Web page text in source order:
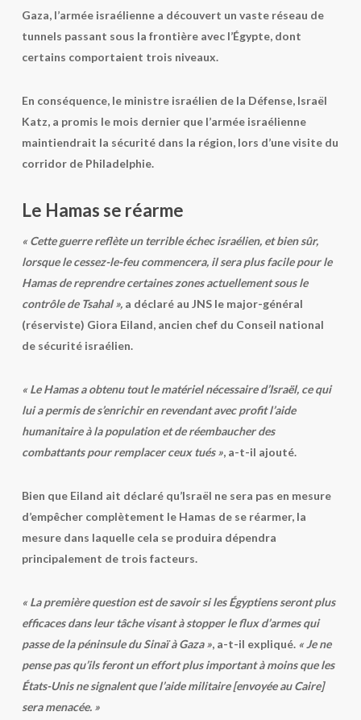
Gaza, l’armée israélienne a découvert un vaste réseau de
tunnels passant sous la frontière avec l’Égypte, dont
certains comportaient trois niveaux.
En conséquence, le ministre israélien de la Défense, Israël
Katz, a promis le mois dernier que l’armée israélienne
maintiendrait la sécurité dans la région, lors d’une visite du
corridor de Philadelphie.
Le Hamas se réarme
« Cette guerre reflète un terrible échec israélien, et bien sûr,
lorsque le cessez-le-feu commencera, il sera plus facile pour le
Hamas de reprendre certaines zones actuellement sous le
contrôle de Tsahal »,a déclaré au JNS le major-général
(réserviste) Giora Eiland, ancien chef du Conseil national
de sécurité israélien.
« Le Hamas a obtenu tout le matériel nécessaire d’Israël, ce qui
lui a permis de s’enrichir en revendant avec profit l’aide
humanitaire à la population et de réembaucher des
combattants pour remplacer ceux tués », a-t-il ajouté.
Bien que Eiland ait déclaré qu’Israël ne sera pas en mesure
d’empêcher complètement le Hamas de se réarmer, la
mesure dans laquelle cela se produira dépendra
principalement de trois facteurs.
« La première question est de savoir si les Égyptiens seront plus
efficaces dans leur tâche visant à stopper le flux d’armes qui
passe de la péninsule du Sinaï à Gaza », a-t-il expliqué. « Je ne
pense pas qu’ils feront un effort plus important à moins que les
États-Unis ne signalent que l’aide militaire [envoyée au Caire]
sera menacée. »